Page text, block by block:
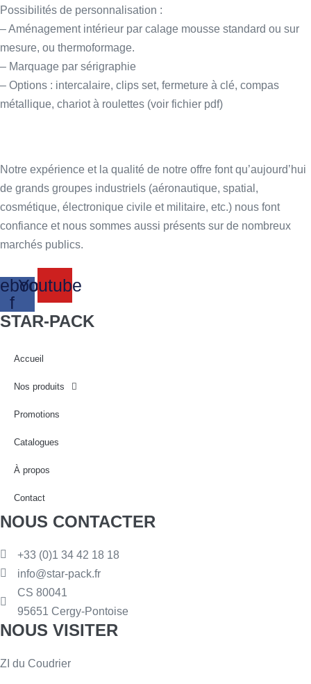
Possibilités de personnalisation :
– Aménagement intérieur par calage mousse standard ou sur
mesure, ou thermoformage.
– Marquage par sérigraphie
– Options : intercalaire, clips set, fermeture à clé, compas
métallique, chariot à roulettes (voir fichier pdf)
Notre expérience et la qualité de notre offre font qu’aujourd’hui
de grands groupes industriels (aéronautique, spatial,
cosmétique, électronique civile et militaire, etc.) nous font
confiance et nous sommes aussi présents sur de nombreux
marchés publics.
f
Youtube
STAR-PACK
Accueil
Nos produits
Promotions
Catalogues
À propos
Contact
NOUS CONTACTER
+33 (0)1 34 42 18 18
info@star-pack.fr
CS 80041
95651 Cergy-Pontoise
NOUS VISITER
ZI du Coudrier